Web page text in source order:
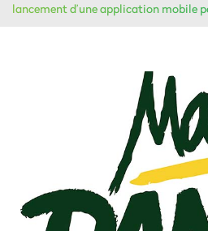
lancement d’une application mobile